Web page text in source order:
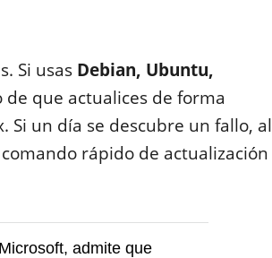
Si usas Debian, Ubuntu,
de que actualices de forma
Si un día se descubre un fallo, al
rápido de actualización
admite que